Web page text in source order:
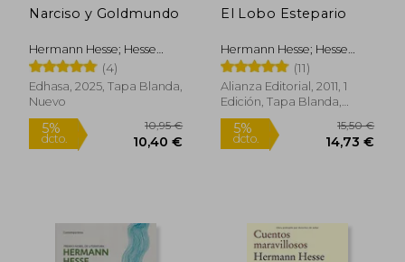
Narciso y Goldmundo
Hermann Hesse; Hesse
Hermann
(4)
Edhasa, 2025, Tapa Blanda,
Nuevo
El Lobo Estepario
Hermann Hesse; Hesse
Hermann
(11)
Alianza Editorial, 2011, 1
Edición, Tapa Blanda,
Nuevo